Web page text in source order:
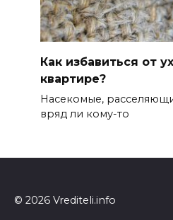
Как избавиться от
квартире?
Насекомые,
вряд ли кому-то
© 2026 Vrediteli.info